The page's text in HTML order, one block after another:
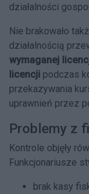
działalności
Nie brakowało
działalnością
wymaganej
licencji podczas
przekazywania
uprawnień przez
Problemy z
Kontrole objęły
Funkcjonariusze
brak kasy